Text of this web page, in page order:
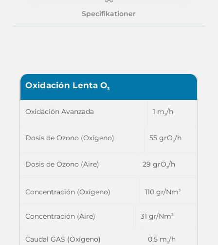
Specifikationer
Oxidación Lenta O3
Oxidación Avanzada 1 m3/h
Dosis de Ozono (Oxígeno) 55 grO3/h
Dosis de Ozono (Aire) 29 grO3/h
Concentración (Oxígeno) 110 gr/Nm3
Concentración (Aire) 31 gr/Nm3
Caudal GAS (Oxígeno) 0,5 m3/h